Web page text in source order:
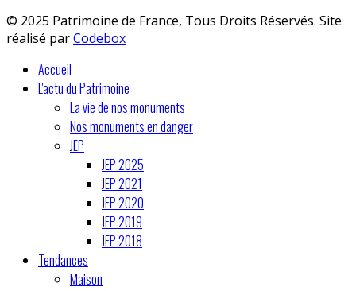
© 2025 Patrimoine de France, Tous Droits Réservés. Site
réalisé parCodebox
Accueil
L'actu du Patrimoine
La vie de nos monuments
Nos monuments en danger
JEP
JEP 2025
JEP 2021
JEP 2020
JEP 2019
JEP 2018
Tendances
Maison